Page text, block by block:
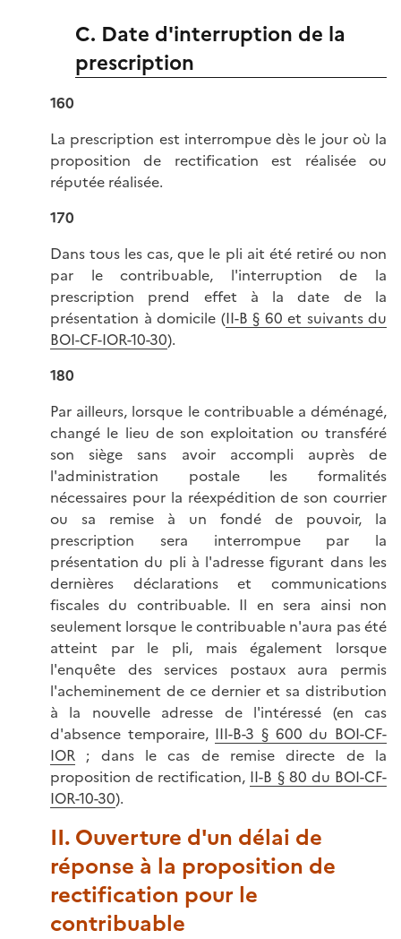
C. Date d'interruption de la
prescription
160
La prescription est interrompue dès le jour où la
proposition de rectification est réalisée ou
réputée réalisée.
170
Dans tous les cas, que le pli ait été retiré ou non
par le contribuable, l'interruption de la
prescription prend effet à la date de la
présentation à domicile (II-B § 60 et suivants du
BOI-CF-IOR-10-30).
180
Par ailleurs, lorsque le contribuable a déménagé,
changé le lieu de son exploitation ou transféré
son siège sans avoir accompli auprès de
l'administration postale les formalités
nécessaires pour la réexpédition de son courrier
ou sa remise à un fondé de pouvoir, la
prescription sera interrompue par la
présentation du pli à l'adresse figurant dans les
dernières déclarations et communications
fiscales du contribuable. Il en sera ainsi non
seulement lorsque le contribuable n'aura pas été
atteint par le pli, mais également lorsque
l'enquête des services postaux aura permis
l'acheminement de ce dernier et sa distribution
à la nouvelle adresse de l'intéressé (en cas
d'absence temporaire, III-B-3 § 600 du BOI-CF-
IOR ; dans le cas de remise directe de la
proposition de rectification, II-B § 80 du BOI-CF-
IOR-10-30).
II. Ouverture d'un délai de
réponse à la proposition de
rectification pour le
contribuable